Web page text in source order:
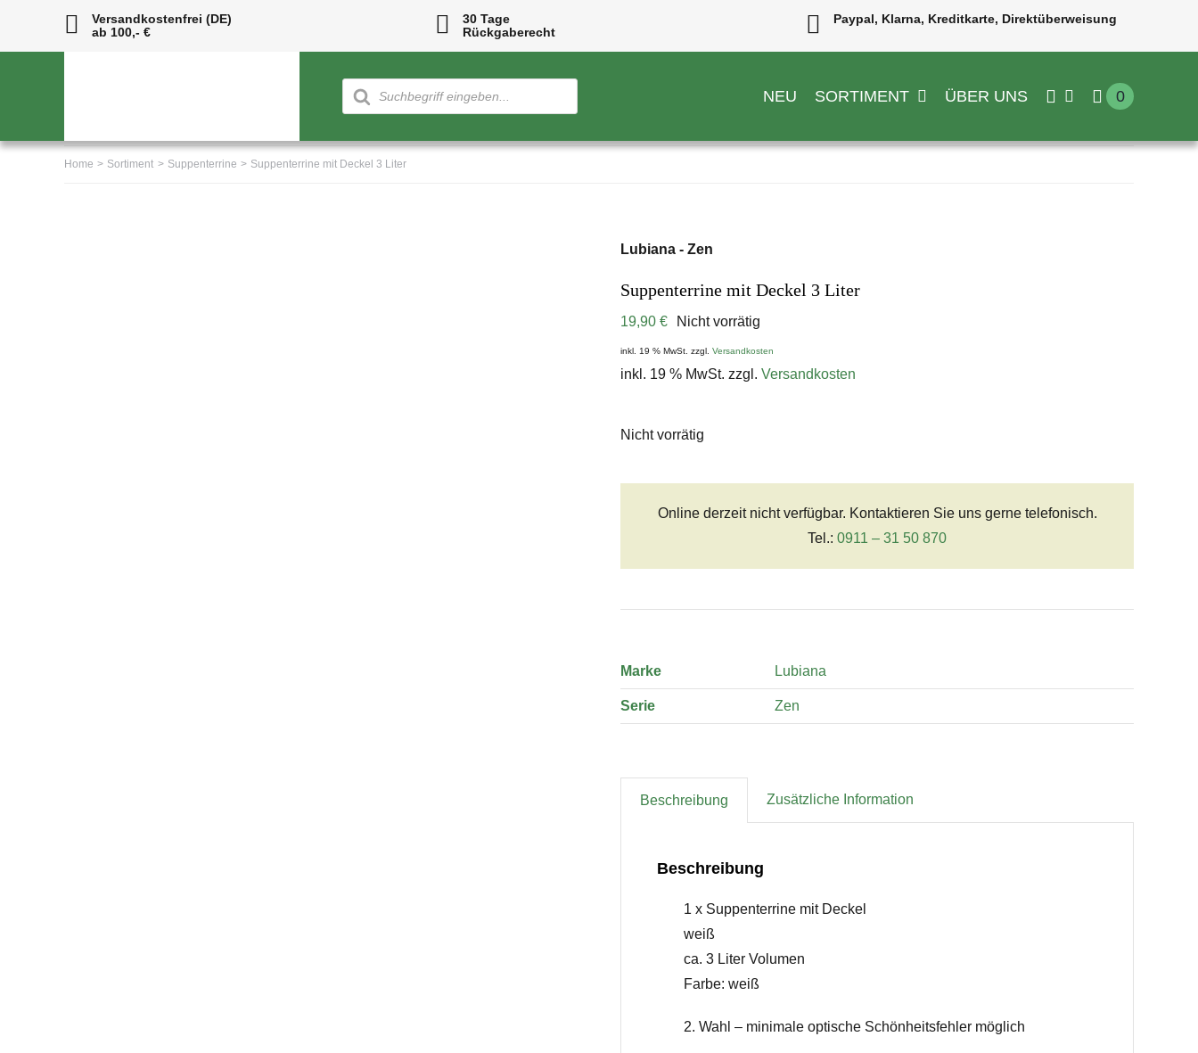
Versandkostenfrei (DE)
ab 100,- €
30 Tage
Rückgaberecht
Paypal, Klarna, Kreditkarte, Direktüberweisung
Products
search
NEU SORTIMENT ÜBER UNS 0
Home Sortiment Suppenterrine Suppenterrine mit Deckel 3 Liter
Lubiana - Zen
Suppenterrine mit Deckel 3 Liter
19,90 € Nicht vorrätig
inkl. 19 % MwSt. zzgl. Versandkosten
inkl. 19 % MwSt. zzgl. Versandkosten
Nicht vorrätig
Online derzeit nicht verfügbar. Kontaktieren Sie uns gerne telefonisch.
Tel.: 0911 – 31 50 870
Marke Lubiana
Serie Zen
Beschreibung Zusätzliche Information
Beschreibung
1 x Suppenterrine mit Deckel
weiß
ca. 3 Liter Volumen
Farbe: weiß
2. Wahl – minimale optische Schönheitsfehler möglich